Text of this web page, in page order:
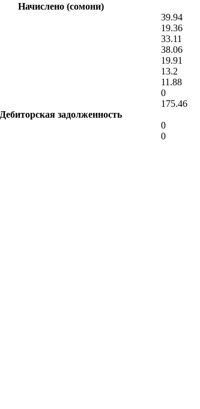
Начислено (сомони)
39.94
19.36
33.11
38.06
19.91
13.2
11.88
0
175.46
Дебиторская задолженность
0
0